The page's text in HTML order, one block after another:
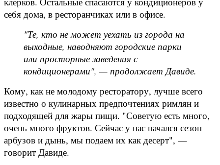
себя дома, в ресторанчиках или в офисе.
"Те, кто не может уехать из города на
выходные, наводняют городские парки
или просторные заведения с
кондиционерами", — продолжает Давиде.
Кому, как не молодому ресторатору, лучше всего
известно о кулинарных предпочтениях римлян и
подходящей для жары пищи. "Советую есть много,
очень много фруктов. Сейчас у нас начался сезон
арбузов и дынь, мы подаем их как десерт", —
говорит Давиде.